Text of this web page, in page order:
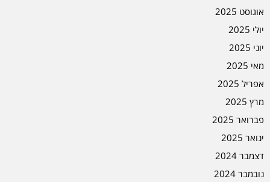
אוגוסט 2025
יולי 2025
יוני 2025
מאי 2025
אפריל 2025
מרץ 2025
פברואר 2025
ינואר 2025
דצמבר 2024
נובמבר 2024